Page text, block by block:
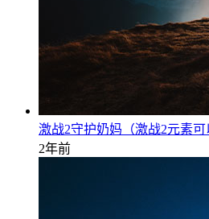
激战2守护奶妈（激战2元素可
2年前